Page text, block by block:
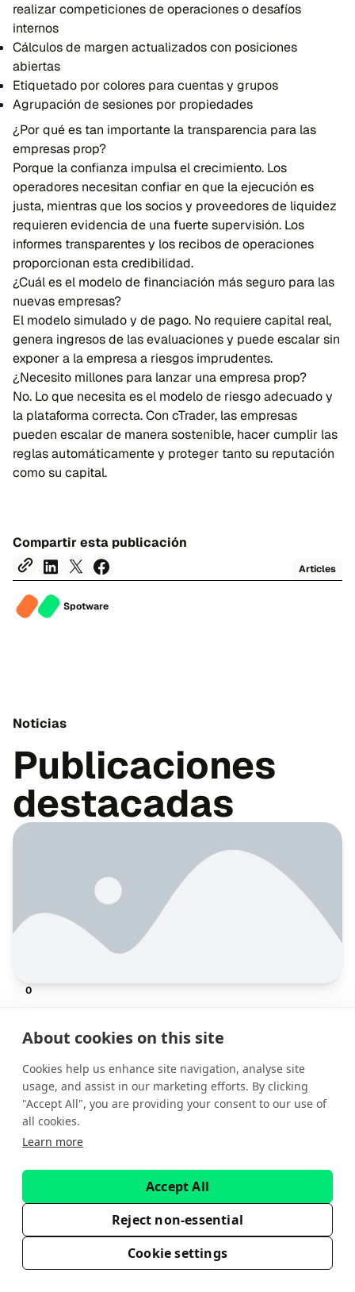
About cookies on this site
Cookies help us enhance site navigation, analyse site
usage, and assist in our marketing efforts. By clicking
"Accept All", you are providing your consent to our use of
all cookies.
Learn more
Accept All
Reject non-essential
Cookie settings
realizar competiciones de operaciones o desafíos
internos
Cálculos de margen actualizados con posiciones
abiertas
Etiquetado por colores para cuentas y grupos
Agrupación de sesiones por propiedades
¿Por qué es tan importante la transparencia para las
empresas prop?
Porque la confianza impulsa el crecimiento. Los
operadores necesitan confiar en que la ejecución es
justa, mientras que los socios y proveedores de liquidez
requieren evidencia de una fuerte supervisión. Los
informes transparentes y los recibos de operaciones
proporcionan esta credibilidad.
¿Cuál es el modelo de financiación más seguro para las
nuevas empresas?
El modelo simulado y de pago. No requiere capital real,
genera ingresos de las evaluaciones y puede escalar sin
exponer a la empresa a riesgos imprudentes.
¿Necesito millones para lanzar una empresa prop?
No. Lo que necesita es el modelo de riesgo adecuado y
la plataforma correcta. Con cTrader, las empresas
pueden escalar de manera sostenible, hacer cumplir las
reglas automáticamente y proteger tanto su reputación
como su capital.
Compartir esta publicación
Articles
Spotware
Noticias
Publicaciones
destacadas
0
Artículos 19 min de lectura
Mejore la retención de sus